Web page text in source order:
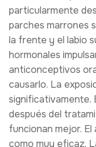
particularmente
parches marrones
la frente y el labio
hormonales
anticonceptivos
causarlo. La
significativamente.
después del
funcionan mejor.
como muy eficaz.